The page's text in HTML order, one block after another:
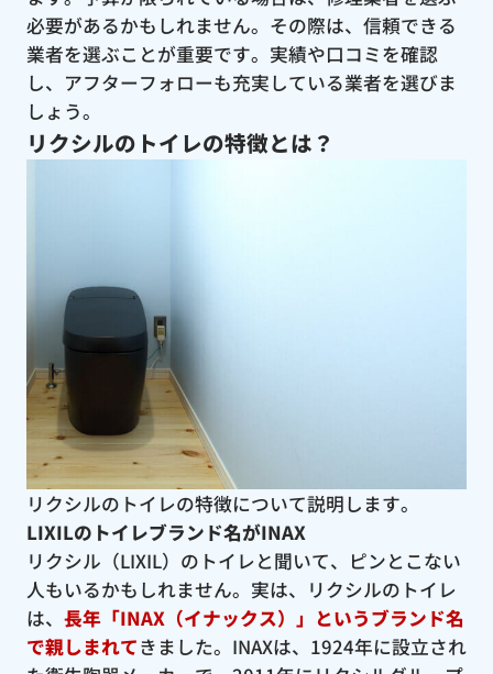
必要があるかもしれません。その際は、信頼できる
業者を選ぶことが重要です。実績や口コミを確認
し、アフターフォローも充実している業者を選びま
しょう。
リクシルのトイレの特徴とは？
リクシルのトイレの特徴について説明します。
LIXILのトイレブランド名がINAX
リクシル（LIXIL）のトイレと聞いて、ピンとこない
人もいるかもしれません。実は、リクシルのトイレ
は、 長年「INAX（イナックス）」というブランド名
で親しまれてきました。INAXは、1924年に設立され